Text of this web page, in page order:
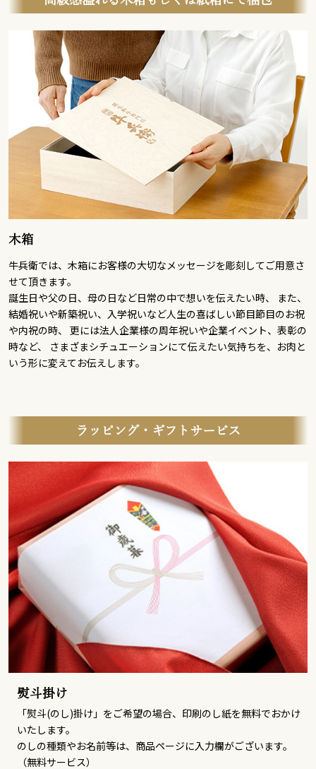
木箱
牛兵衛では、木箱にお客様の大切なメッセージを彫刻してご用意さ
せて頂きます。
誕生日や父の日、母の日など日常の中で想いを伝えたい時、 また、
結婚祝いや新築祝い、入学祝いなど人生の喜ばしい節目節目のお祝
や内祝の時、 更には法人企業様の周年祝いや企業イベント、表彰の
時など、 さまざまシチュエーションにて伝えたい気持ちを、お肉と
いう形に変えてお伝えします。
ラッピング・ギフトサービス
熨斗掛け
「熨斗(のし)掛け」をご希望の場合、印刷のし紙を無料でおかけ
いたします。
のしの種類やお名前等は、商品ページに入力欄がございます。
（無料サービス）